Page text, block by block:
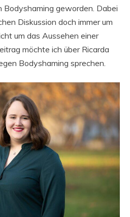
Bodyshaming geworden. Dabei
Diskussion doch immer um
um das Aussehen einer
möchte ich über Ricarda
Bodyshaming sprechen.